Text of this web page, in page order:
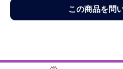
この商品を問